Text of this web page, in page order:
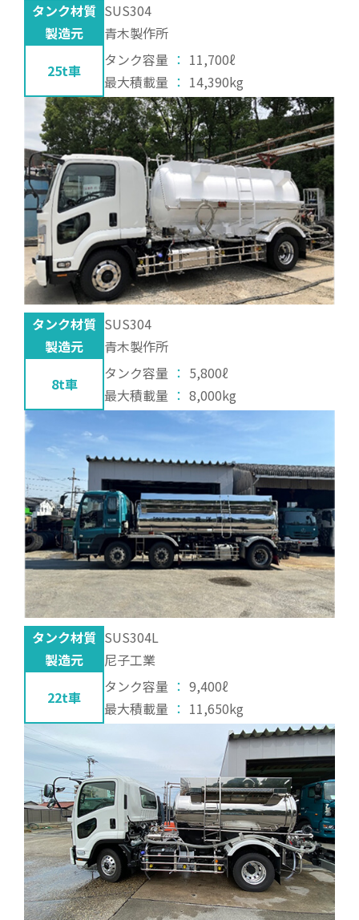
タンク材質 SUS304
製造元
青木製作所
25t車
タンク容量 ： 11,700ℓ
最大積載量 ： 14,390kg
タンク材質 SUS304
製造元
青木製作所
8t車
タンク容量 ： 5,800ℓ
最大積載量 ： 8,000kg
タンク材質 SUS304L
製造元
尼子工業
22t車
タンク容量 ： 9,400ℓ
最大積載量 ： 11,650kg